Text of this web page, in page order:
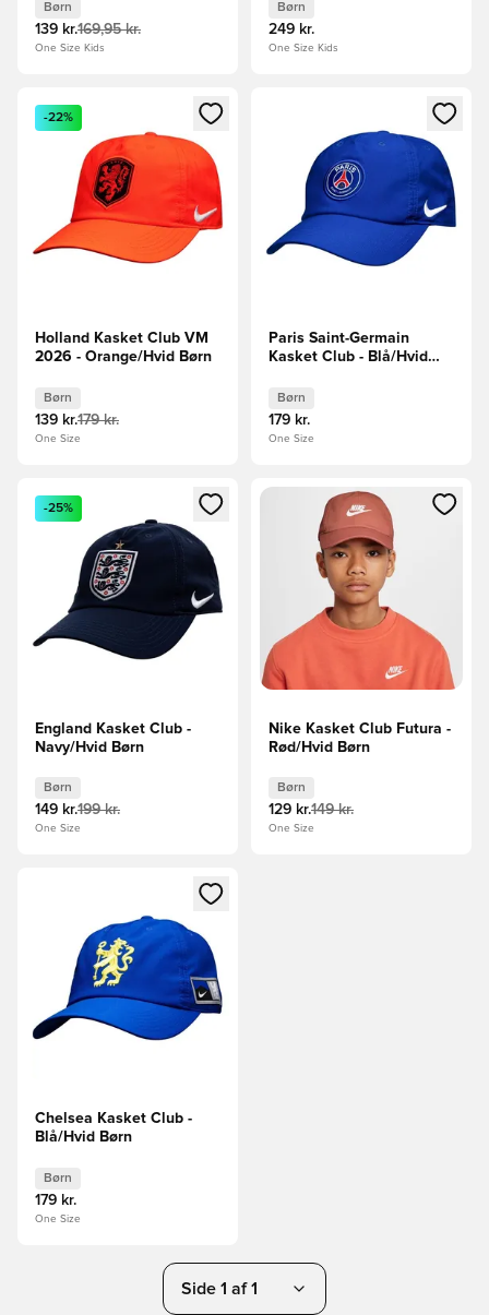
Børn
139 kr.169,95 kr.
One Size Kids
Børn
249 kr.
One Size Kids
Åbner en Modal til at logge ind eller tilmelde dig som
-22%
Holland Kasket Club VM
2026 - Orange/Hvid Børn
Børn
139 kr.179 kr.
One Size
Åbner en Modal til at logge
Paris Saint-Germain
Kasket Club - Blå/Hvid
Børn
179 kr.
One Size
Åbner en Modal til at logge ind eller tilmelde dig som
-25%
England Kasket Club -
Navy/Hvid Børn
Børn
149 kr.199 kr.
One Size
Åbner en Modal til at logge
Nike Kasket Club Futura -
Rød/Hvid Børn
Børn
129 kr.149 kr.
One Size
Åbner en Modal til at logge ind eller tilmelde dig som
Chelsea Kasket Club -
Blå/Hvid Børn
Børn
179 kr.
One Size
Side 1 af 1